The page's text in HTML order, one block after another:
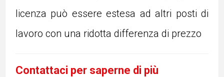
licenza può essere estesa ad altri posti di
lavoro con una ridotta differenza di prezzo
Contattaci per saperne di più